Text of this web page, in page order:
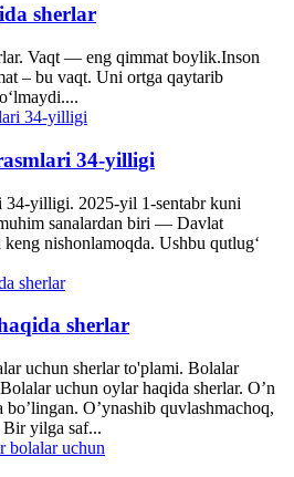
sherlar
Vaqt — eng qimmat boylik.Inson
– bu vaqt. Uni ortga qaytarib
34-yilligi
34-yilligi. 2025-yil 1-sentabr kuni
sanalardan biri — Davlat
nishonlamoqda. Ushbu qutlug‘
sherlar
uchun sherlar to'plami. Bolalar
uchun oylar haqida sherlar. O’n
O’ynashib quvlashmachoq,
Bir yilga saf...